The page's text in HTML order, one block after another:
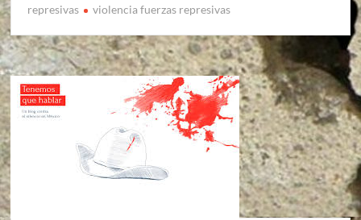
represivas
violencia fuerzas represivas